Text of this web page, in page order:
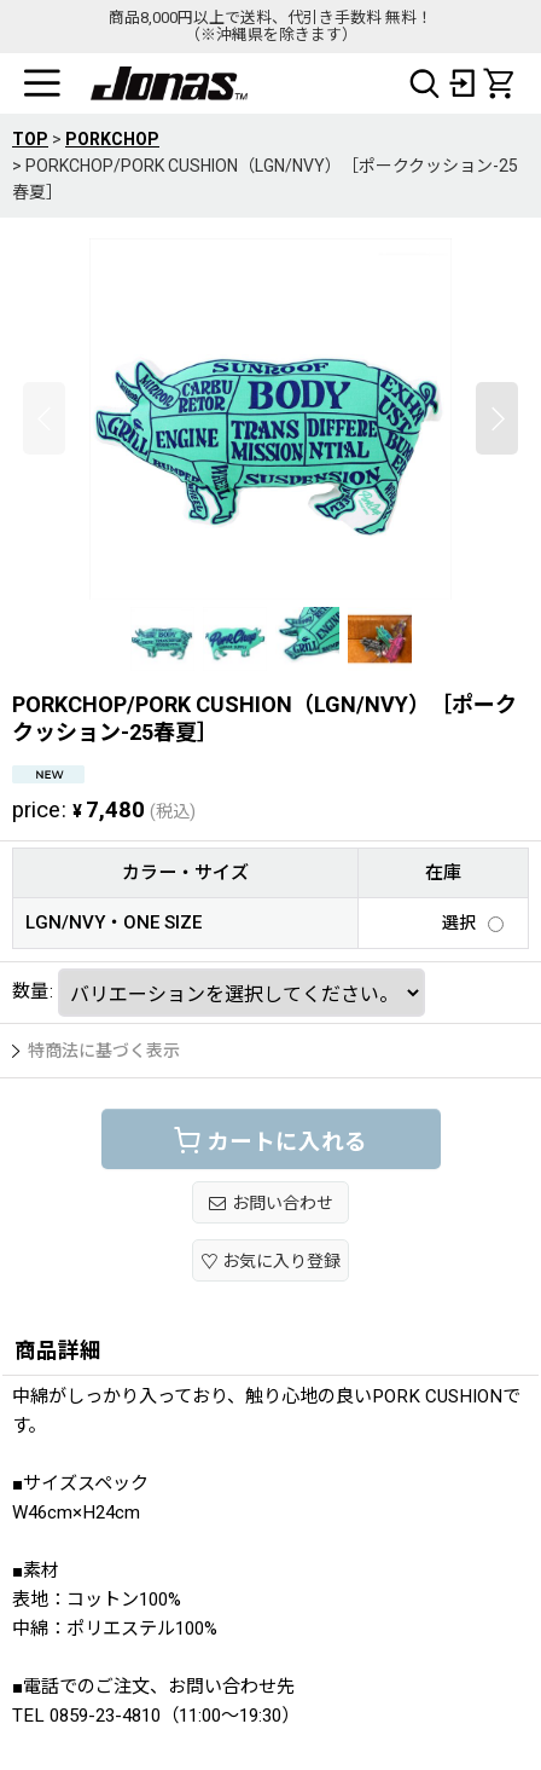
商品8,000円以上で送料、代引き手数料 無料！
（※沖縄県を除きます）
TOP > PORKCHOP
> PORKCHOP/PORK CUSHION（LGN/NVY）［ポーククッション-25
春夏］
PORKCHOP/PORK CUSHION（LGN/NVY）［ポーク
クッション-25春夏］
price: ¥ 7,480 (税込)
カラー・サイズ 在庫
LGN/NVY・ONE SIZE 選択
数量:
特商法に基づく表示
カートに入れる
お問い合わせ
お気に入り登録
商品詳細
中綿がしっかり入っており、触り心地の良いPORK CUSHIONで
す。
■サイズスペック
W46cm×H24cm
■素材
表地：コットン100%
中綿：ポリエステル100%
■電話でのご注文、お問い合わせ先
TEL 0859-23-4810（11:00〜19:30）